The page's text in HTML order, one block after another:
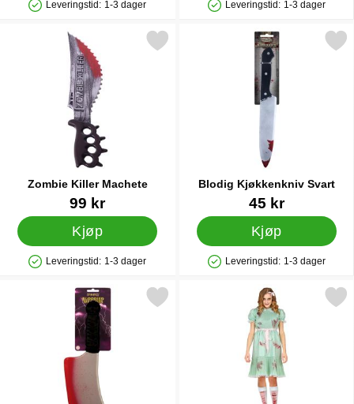
Produkttilgjengelighet: På lager
Leveringstid: 1-3 dager
Produkttilgjengelighet: På lager
Leveringstid: 1-3 dager
Zombie Killer Machete
Varenummer 30640
99 kr
Kjøp
Produkttilgjengelighet: På lager
Leveringstid: 1-3 dager
Merk zombie Killer Machete som favoritt
Blodig Kjøkkenkniv Svart
Varenummer 38668
45 kr
Kjøp
Produkttilgjengelighet: På lager
Leveringstid: 1-3 dager
Merk blodig
Merk stor Kniv med Blod som favorittMerk skummel Tvilling